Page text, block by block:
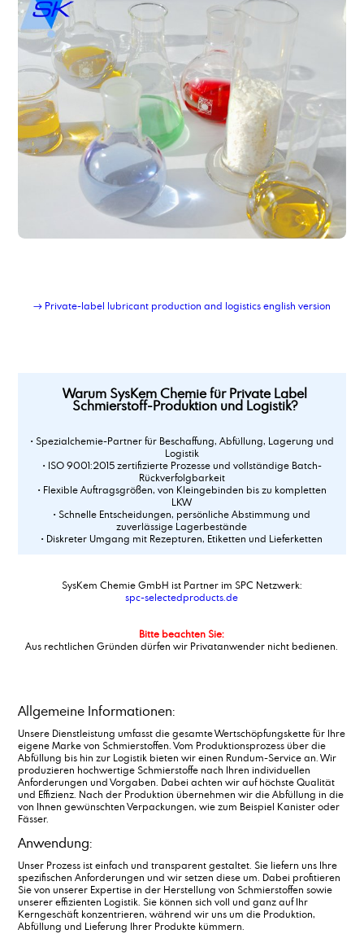
Polypropylenglykol 1000
Polypropylenglykol 400
Polysorbat 20
Polysorbat 60
Polysorbat 80
Private Label Schmierstoff-Produktion und Logistik
Propylencarbonat
Propylenglykol min 99,5%
Pulver-Flüssigkeits-Blend-Service
→ Private-label lubricant production and logistics english version
Warum SysKem Chemie für Private Label
Schmierstoff-Produktion und Logistik?
• Spezialchemie-Partner für Beschaffung, Abfüllung, Lagerung und
Logistik
• ISO 9001:2015 zertifizierte Prozesse und vollständige Batch-
Rückverfolgbarkeit
• Flexible Auftragsgrößen, von Kleingebinden bis zu kompletten
LKW
• Schnelle Entscheidungen, persönliche Abstimmung und
zuverlässige Lagerbestände
• Diskreter Umgang mit Rezepturen, Etiketten und Lieferketten
SysKem Chemie GmbH ist Partner im SPC Netzwerk:
spc-selectedproducts.de
Bitte beachten Sie:
Aus rechtlichen Gründen dürfen wir Privatanwender nicht bedienen.
Allgemeine Informationen:
Unsere Dienstleistung umfasst die gesamte Wertschöpfungskette für Ihre
eigene Marke von Schmierstoffen. Vom Produktionsprozess über die
Abfüllung bis hin zur Logistik bieten wir einen Rundum-Service an. Wir
produzieren hochwertige Schmierstoffe nach Ihren individuellen
Anforderungen und Vorgaben. Dabei achten wir auf höchste Qualität
und Effizienz. Nach der Produktion übernehmen wir die Abfüllung in die
von Ihnen gewünschten Verpackungen, wie zum Beispiel Kanister oder
Fässer.
Anwendung:
Unser Prozess ist einfach und transparent gestaltet. Sie liefern uns Ihre
spezifischen Anforderungen und wir setzen diese um. Dabei profitieren
Sie von unserer Expertise in der Herstellung von Schmierstoffen sowie
unserer effizienten Logistik. Sie können sich voll und ganz auf Ihr
Kerngeschäft konzentrieren, während wir uns um die Produktion,
Abfüllung und Lieferung Ihrer Produkte kümmern.